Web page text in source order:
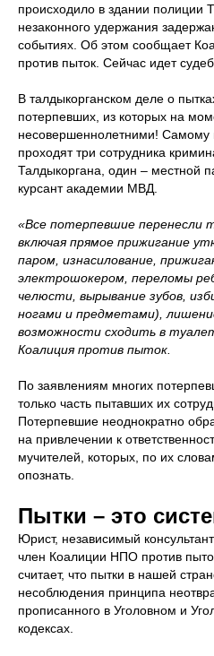
происходило в здании полиции
незаконного удержания
событиях. Об этом сообщает
против пыток. Сейчас идет
В талдыкорганском деле о
потерпевших, из которых на
несовершеннолетними!
проходят три сотрудника
Талдыкоргана, один – местной
курсант академии МВД.
«Все потерпевшие перенесли
включая прямое прижигание
паром, изнасилование,
электрошокером, переломы
челюсти, вырывание зубов,
ногами и предметами),
возможности сходить в
Коалиция против пыток.
По заявлениям многих
только часть пытавших их
Потерпевшие неоднократно
на привлечении к
мучителей, которых, по их
опознать.
Пытки – это
Юрист, независимый
член Коалиции НПО против
считает, что пытки в нашей
несоблюдения принципа
прописанного в Уголовном и
кодексах.